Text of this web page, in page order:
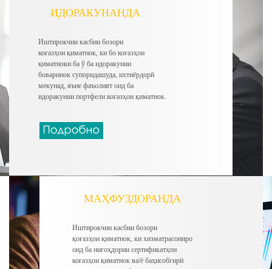
ИДОРАКУНАНДА
Иштирокчии касбии бозори
коғазҳои қиматнок, ки бо коғазҳои
қиматноки ба ў ба идоракунии
боваринок супоридашуда, ихтиёрдорӣ
мекунад, яъне фаъолият оид ба
идоракунии портфели коғазҳои қиматнок.
МАҲФУЗДОРАНДА
Иштирокчии касбии бозори
қоғазҳои қиматнок, ки хизматрасониро
оид ба нигоҳдории сертификатҳои
коғазҳои қиматнок ва/ё баҳисобгирӣ